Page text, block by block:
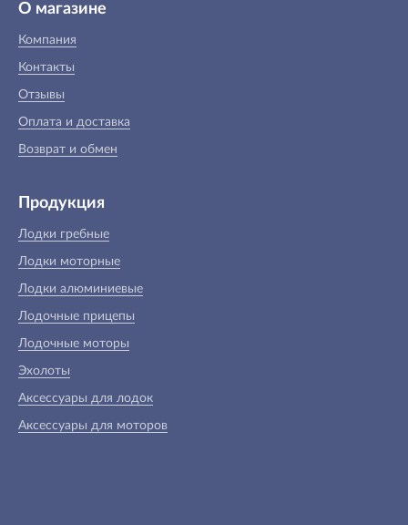
О магазине
Компания
Контакты
Отзывы
Оплата и доставка
Возврат и обмен
Продукция
Лодки гребные
Лодки моторные
Лодки алюминиевые
Лодочные прицепы
Лодочные моторы
Эхолоты
Аксессуары для лодок
Аксессуары для моторов